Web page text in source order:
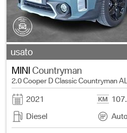
usato
MINI Countryman
2.0 Cooper D Classic Countryman
2021
Diesel